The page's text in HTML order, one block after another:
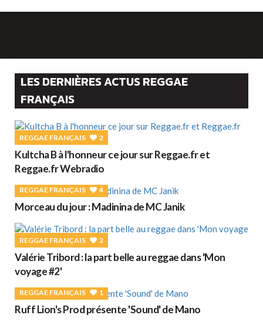
LES DERNIÈRES ACTUS REGGAE
FRANÇAIS
REGGAE FRANÇAIS 2
Kultcha B à l'honneur ce jour sur Reggae.fr et
Reggae.fr Webradio
REGGAE FRANÇAIS 4
Morceau du jour : Madinina de MC Janik
REGGAE FRANÇAIS 2
Valérie Tribord : la part belle au reggae dans 'Mon
voyage #2'
REGGAE FRANÇAIS 1
Ruff Lion's Prod présente 'Sound' de Mano